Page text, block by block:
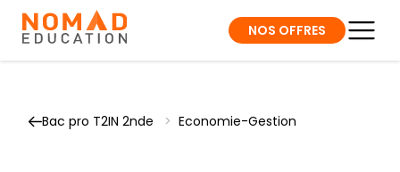
NOS OFFRES
Bac pro T2IN 2nde > Economie-Gestion